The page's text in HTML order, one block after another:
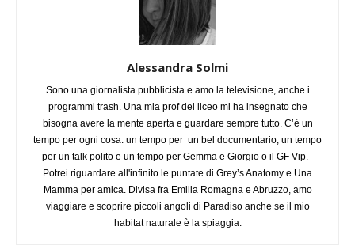
Alessandra Solmi
Sono una giornalista pubblicista e amo la televisione, anche i
programmi trash. Una mia prof del liceo mi ha insegnato che
bisogna avere la mente aperta e guardare sempre tutto. C’è un
tempo per ogni cosa: un tempo per un bel documentario, un tempo
per un talk polito e un tempo per Gemma e Giorgio o il GF Vip.
Potrei riguardare all'infinito le puntate di Grey’s Anatomy e Una
Mamma per amica. Divisa fra Emilia Romagna e Abruzzo, amo
viaggiare e scoprire piccoli angoli di Paradiso anche se il mio
habitat naturale è la spiaggia.